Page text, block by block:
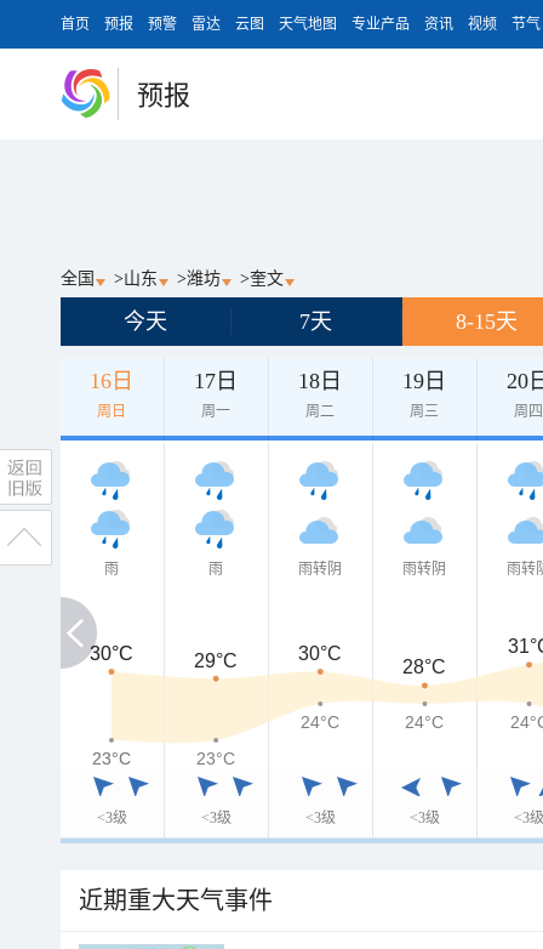
首页 预报 预警 雷达 云图 天气地图 专业产品 资讯 视频 节气
预报
全国 >山东 >潍坊 >奎文
今天 7天 8-15天
16日
周日
17日
周一
18日
周二
19日
周三
20
周四
雨
<3级
雨
<3级
雨转阴
<3级
雨转阴
<3级
雨转
<3级
30°C
30°C 29°C 30°C
28°C
23°C
23°C 23°C
24°C 24°C
近期重大天气事件